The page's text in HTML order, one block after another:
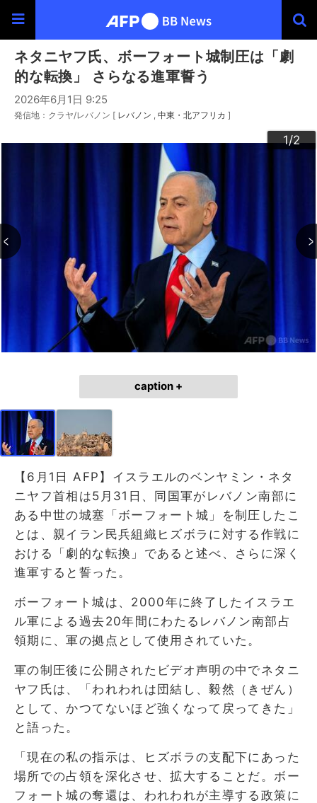
ネタニヤフ氏、ボーフォート城制圧は「劇
的な転換」 さらなる進軍誓う
2026年6月1日 9:25
発信地：クラヤ/レバノン [ レバノン 中東・北アフリカ ]
1/2
2/2
caption +
【6月1日 AFP】イスラエルのベンヤミン・ネタ
ニヤフ首相は5月31日、同国軍がレバノン南部に
ある中世の城塞「ボーフォート城」を制圧したこ
とは、親イラン民兵組織ヒズボラに対する作戦に
おける「劇的な転換」であると述べ、さらに深く
進軍すると誓った。
ボーフォート城は、2000年に終了したイスラエ
ル軍による過去20年間にわたるレバノン南部占
領期に、軍の拠点として使用されていた。
軍の制圧後に公開されたビデオ声明の中でネタニ
ヤフ氏は、「われわれは団結し、毅然（きぜん）
として、かつてないほど強くなって戻ってきた」
と語った。
「現在の私の指示は、ヒズボラの支配下にあった
場所での占領を深化させ、拡大することだ。ボー
フォート城の奪還は、われわれが主導する政策に